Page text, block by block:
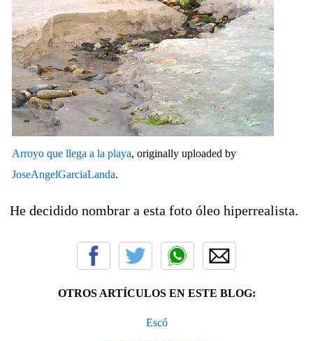
Arroyo que llega a la playa, originally uploaded by
JoseAngelGarciaLanda.
He decidido nombrar a esta foto óleo hiperrealista.
OTROS ARTÍCULOS EN ESTE BLOG:
Escó